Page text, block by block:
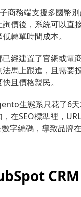
商務端支援多國幣
價後，系統可以
轉單時間成本。
經建置了官網或
馬上跟進，且需
且價格親民。
生態系只花了6
在SEO標準裡，
字編碼，導致品牌